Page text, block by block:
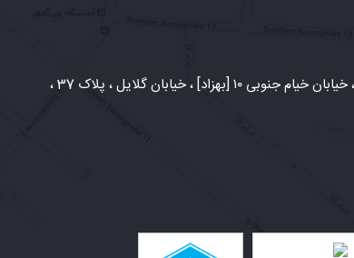
شهر مشهد، بلوار سجاد ، خیابان خیام جنوبی ۱۰ [بهزاد] ، خیابان گلایل ، پلاک 37 ،